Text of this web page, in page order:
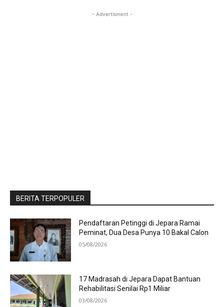
- Advertisment -
BERITA TERPOPULER
Pendaftaran Petinggi di Jepara Ramai
Peminat, Dua Desa Punya 10 Bakal Calon
05/08/2026
17 Madrasah di Jepara Dapat Bantuan
Rehabilitasi Senilai Rp1 Miliar
03/08/2026